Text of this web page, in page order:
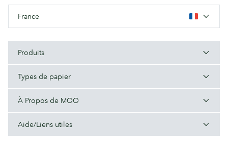
France
Produits
Types de papier
À Propos de MOO
Aide/Liens utiles